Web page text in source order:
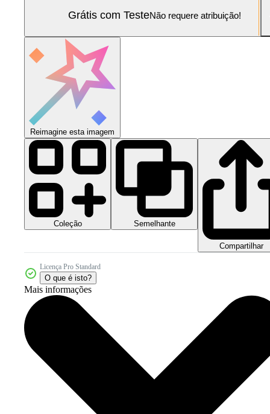
Grátis com TesteNão requere atribuição!
Reimagine esta imagem
Coleção Semelhante
Compartilhar
Licença Pro Standard
O que é isto?
Mais informações